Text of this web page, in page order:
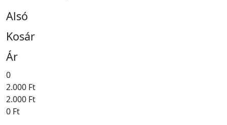
Alsó
Kosár
Ár
0
2.000 Ft
2.000 Ft
0 Ft